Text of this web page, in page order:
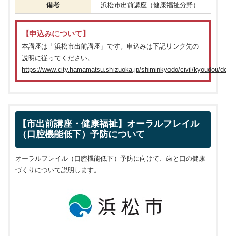
備考 浜松市出前講座（健康福祉分野）
【申込みについて】
本講座は「浜松市出前講座」です。申込みは下記リンク先の
説明に従ってください。
https://www.city.hamamatsu.shizuoka.jp/shiminkyodo/civil/kyoudou/
【市出前講座・健康福祉】オーラルフレイル
（口腔機能低下）予防について
オーラルフレイル（口腔機能低下）予防に向けて、歯と口の健康
づくりについて説明します。